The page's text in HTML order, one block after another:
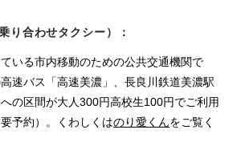
り合わせタクシー） ：
いる市内移動のための公共交通機関で
速バス「高速美濃」、長良川鉄道美濃駅
の区間が大人300円高校生100円でご利用
予約）。くわしくはのり愛くんをご覧く